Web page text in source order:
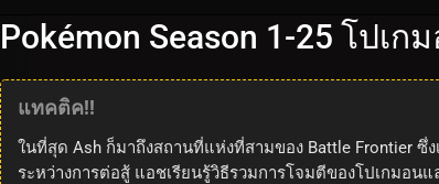
Pokémon Season 1-25 โปเ
แทคติค!!
ในที่สุด Ash ก็มาถึงสถานที่แห่งที่สามของ Battle Frontier ซึ่
ระหว่างการต่อสู้ แอชเรียนรู้วิธีรวมการโจมตีของโปเกมอน